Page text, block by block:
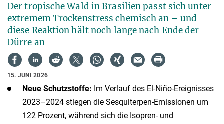
Der tropische Wald in Brasilien passt sich unter
extremem Trockenstress chemisch an – und
diese Reaktion hält noch lange nach Ende der
Dürre an
15. JUNI 2026
Neue Schutzstoffe: Im Verlauf des El-Niño-Ereignisses
2023–2024 stiegen die Sesquiterpen-Emissionen um
122 Prozent, während sich die Isopren- und